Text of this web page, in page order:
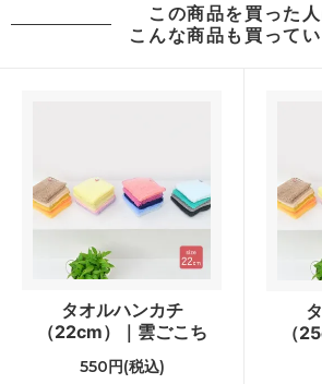
この商品を買った
こんな商品も買って
タオルハンカチ
（22cm）｜雲ごこち
550円(税込)
（